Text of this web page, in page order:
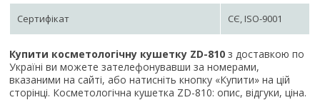
Сертифікат СЄ, ISO-9001
Купити косметологічну кушетку ZD-810 з доставкою по
Україні ви можете зателефонувавши за номерами,
вказаними на сайті, або натисніть кнопку «Купити» на цій
сторінці. Косметологічна кушетка ZD-810: опис, відгуки, ціна.